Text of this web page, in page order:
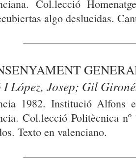
Col.lecció
algo deslucidas.
López, Josep; Gil
1982. Institució Alfons
Col.lecció Politècnica
Texto en valenciano.